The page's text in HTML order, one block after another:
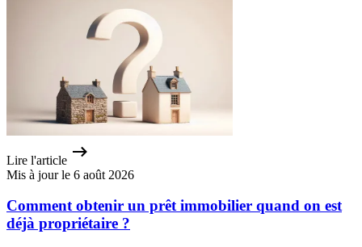
Lire l'article
Mis à jour le 6 août 2026
Comment obtenir un prêt immobilier quand on est
déjà propriétaire ?